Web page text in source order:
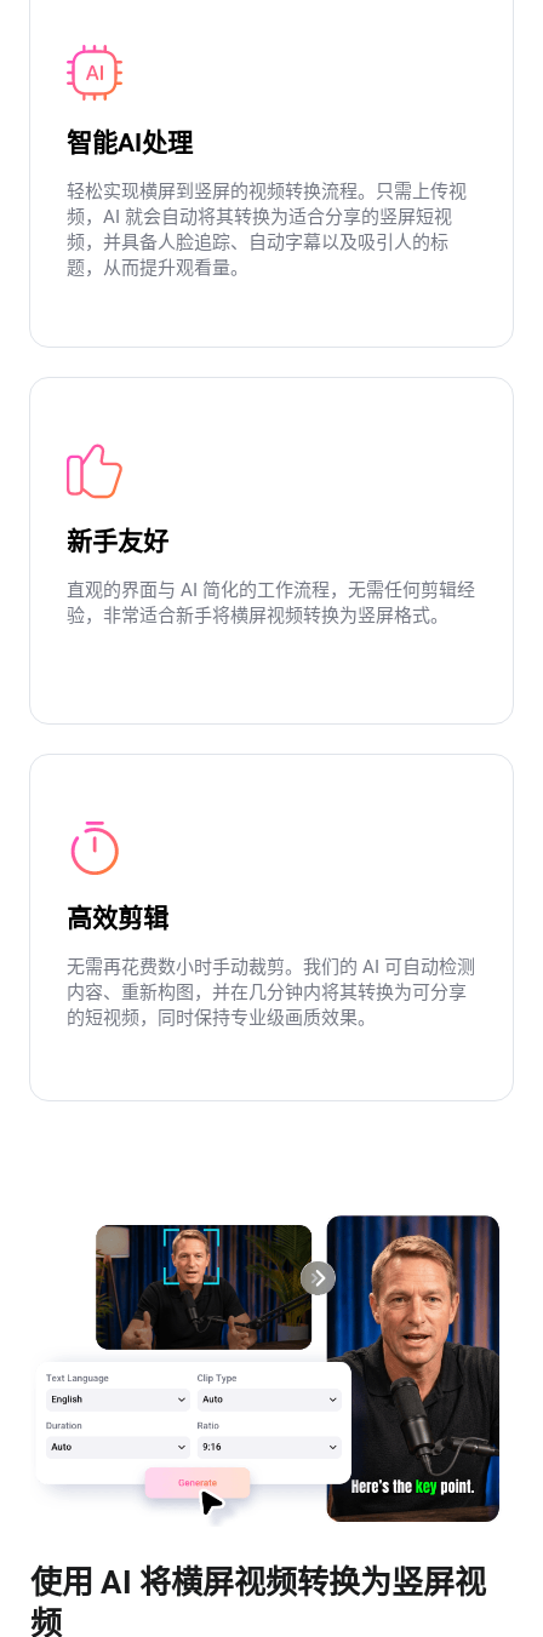
智能AI处理
轻松实现横屏到竖屏的视频转换流程。只需上传视
频，AI 就会自动将其转换为适合分享的竖屏短视
频，并具备人脸追踪、自动字幕以及吸引人的标
题，从而提升观看量。
新手友好
直观的界面与 AI 简化的工作流程，无需任何剪辑经
验，非常适合新手将横屏视频转换为竖屏格式。
高效剪辑
无需再花费数小时手动裁剪。我们的 AI 可自动检测
内容、重新构图，并在几分钟内将其转换为可分享
的短视频，同时保持专业级画质效果。
使用 AI 将横屏视频转换为竖屏视
频